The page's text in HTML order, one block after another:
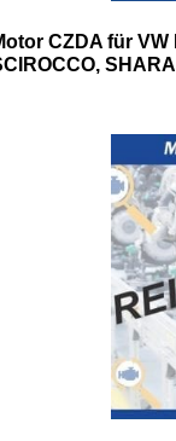
CZDA für VW